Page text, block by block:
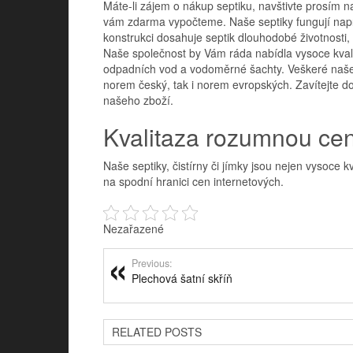
Máte-li zájem o nákup septiku, navštivte prosím
vám zdarma vypočteme. Naše septiky fungují
konstrukci dosahuje septik dlouhodobé
Naše společnost by Vám ráda nabídla vysoce
odpadních vod a vodoměrné šachty. Veškeré
norem český, tak i norem evropských. Zavítejte
našeho zboží.
Kvalitaza rozumnou
Naše septiky, čistírny či jímky jsou nejen vysoce
na spodní hranici cen internetových.
Nezařazené
Previous:
Plechová šatní skříň
RELATED POSTS